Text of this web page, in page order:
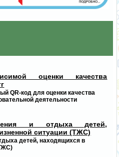
оценки качества
QR-код для оценки качества
деятельности
и отдыха детей,
ситуации (ТЖС)
детей, находящихся в